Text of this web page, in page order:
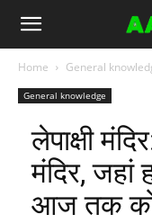
Home General
General knowledge
लेपाक्षी
मंदिर, जहां
आज तक